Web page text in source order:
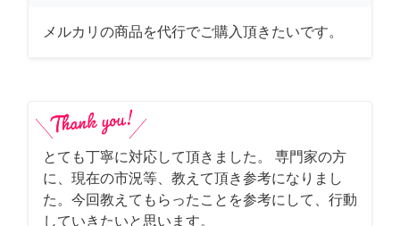
メルカリの商品を代行でご購入頂きたいです。
とても丁寧に対応して頂きました。 専門家の方
に、現在の市況等、教えて頂き参考になりまし
た。今回教えてもらったことを参考にして、行動
していきたいと思います。